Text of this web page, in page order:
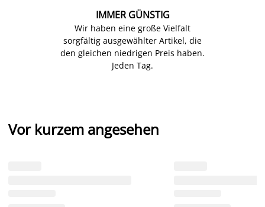
IMMER GÜNSTIG
Wir haben eine große Vielfalt
sorgfältig ausgewählter Artikel, die
den gleichen niedrigen Preis haben.
Jeden Tag.
Vor kurzem angesehen